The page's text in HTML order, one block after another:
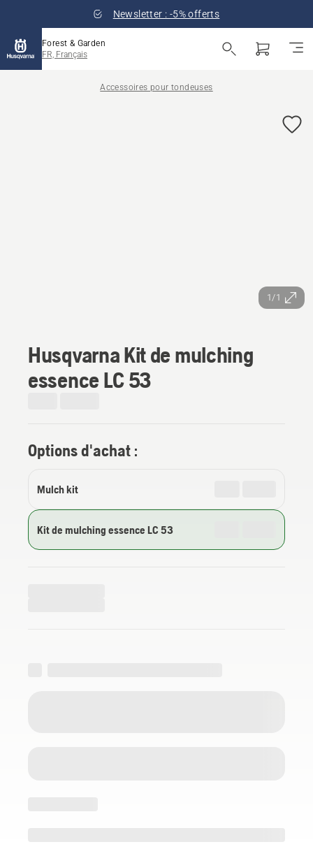
Newsletter : -5% offerts
Forest & Garden
FR, Français
Accessoires pour tondeuses
1/1
Husqvarna Kit de mulching
essence LC 53
Options d'achat :
Mulch kit
Kit de mulching essence LC 53